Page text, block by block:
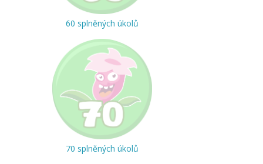
60 splněných úkolů
70 splněných úkolů